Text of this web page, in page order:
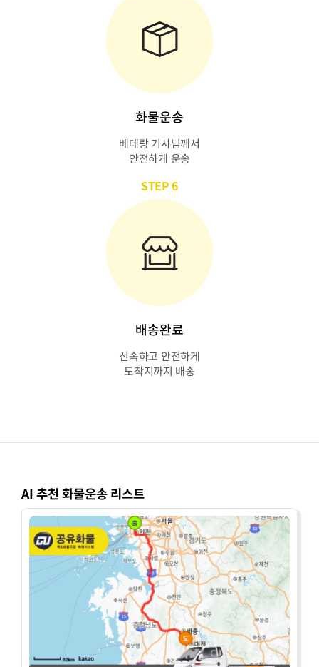
화물운송
베테랑 기사님께서
안전하게 운송
STEP 6
배송완료
신속하고 안전하게
도착지까지 배송
AI 추천 화물운송 리스트